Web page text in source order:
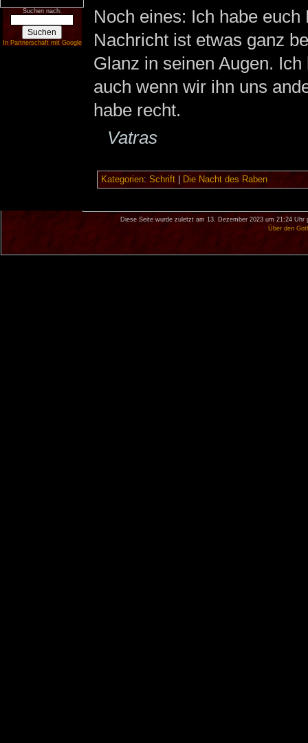
Suchen nach:
In Partnerschaft mit Google
Noch eines: Ich habe
Nachricht ist etwas ganz
Glanz in seinen Augen.
auch wenn wir ihn uns
habe recht.
Vatras
Kategorien: Schrift| Die Nacht des Raben
Diese Seite wurde zuletzt am 13. Dezember 2023 um 21:24 Uhr
Über den